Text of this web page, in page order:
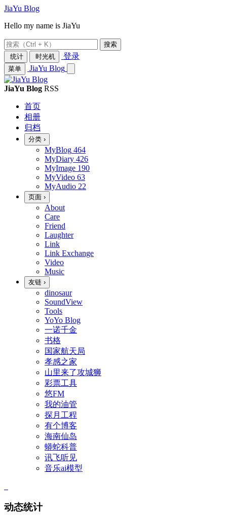
JiaYu Blog
Hello my name is JiaYu
搜索
统计
时光机 登录
菜单 JiaYu Blog
JiaYu Blog RSS
首页
相册
归档
分类 ›
MyBlog 464
MyDiary 426
MyImage 190
MyVideo 63
MyAudio 22
页面 ›
About
Care
Friend
Laughter
Link
Link Exchange
Video
Music
友链 ›
dinosaur
SoundView
Tools
YoYo Blog
一诺千金
书格
国家航天局
孝感之家
山里来了攻城狮
彩票工具
悠FM
我的油管
探月工程
有个博客
海南仙岛
蟒蛇科普
讯飞听见
音乐ai模型
动态统计